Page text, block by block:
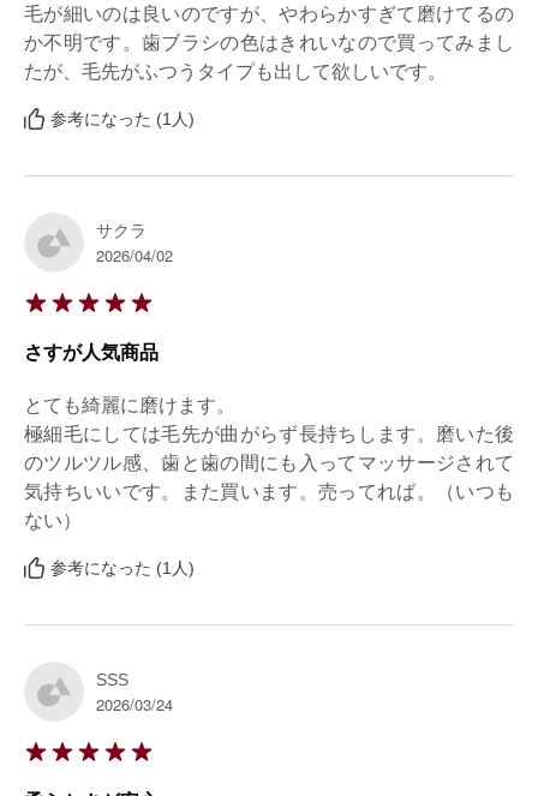
毛が細いのは良いのですが、やわらかすぎて磨けてるの
か不明です。歯ブラシの色はきれいなので買ってみまし
たが、毛先がふつうタイプも出して欲しいです。
参考になった (1人)
サクラ
2026/04/02
さすが人気商品
とても綺麗に磨けます。
極細毛にしては毛先が曲がらず長持ちします。磨いた後
のツルツル感、歯と歯の間にも入ってマッサージされて
気持ちいいです。また買います。売ってれば。（いつも
ない）
参考になった (1人)
SSS
2026/03/24